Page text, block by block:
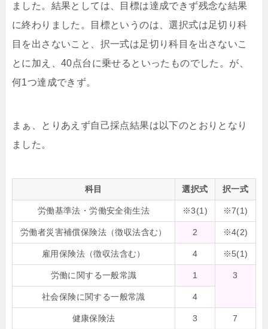
ました。結果としては、目標は達成できず残念な結果
に終わりました。目標というのは、選択式は足切り科
目を出さないこと、択一式は足切り科目を出さないこ
とに加え、40点台に乗せるといったものでした。が、
何1つ達成できず。
まぁ、とりあえず自己採点結果は以下のとおりとなり
ました。
科目 選択式 択一式
労働基準法・労働安全衛生法 ※3(1) ※7(1)
労働者災害補償保険法（徴収法含む） 2 ※4(2)
雇用保険法（徴収法含む） 4 ※5(1)
労働に関する一般常識 1 3
社会保険に関する一般常識 4
健康保険法 3 7